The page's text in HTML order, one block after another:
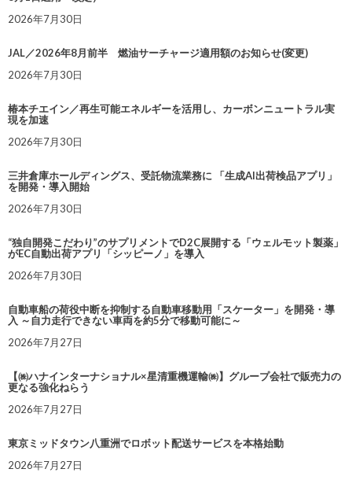
2026年7月30日
JAL／2026年8月前半 燃油サーチャージ適用額のお知らせ(変更)
2026年7月30日
椿本チエイン／再生可能エネルギーを活用し、カーボンニュートラル実
現を加速
2026年7月30日
三井倉庫ホールディングス、受託物流業務に 「生成AI出荷検品アプリ」
を開発・導入開始
2026年7月30日
“独自開発こだわり”のサプリメントでD2C展開する「ウェルモット製薬」
がEC自動出荷アプリ「シッピーノ」を導入
2026年7月30日
自動車船の荷役中断を抑制する自動車移動用「スケーター」を開発・導
入 ～自力走行できない車両を約5分で移動可能に～
2026年7月27日
【㈱ハナインターナショナル×星清重機運輸㈱】グループ会社で販売力の
更なる強化ねらう
2026年7月27日
東京ミッドタウン八重洲でロボット配送サービスを本格始動
2026年7月27日